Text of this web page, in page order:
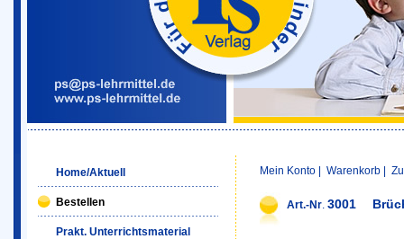
Home/Aktuell
Bestellen
Prakt. Unterrichtsmaterial
Mein Konto Warenkorb
Art.-Nr. 3001